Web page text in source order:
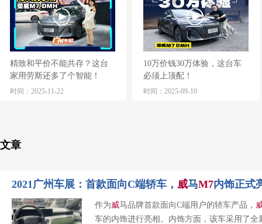
精致和平价不能共存？这台
家用劳斯还多了个智能！
时间：2025-11-22
10万价钱30万体验，这台车
必须上顶配！
时间：2025-09-10
文章
2021广州车展：首款面向C端轿车， 威马M7内饰正式
作为威马品牌首款面向C端用户的轿车产品，
车的内饰进行亮相。内饰方面，该车采用了